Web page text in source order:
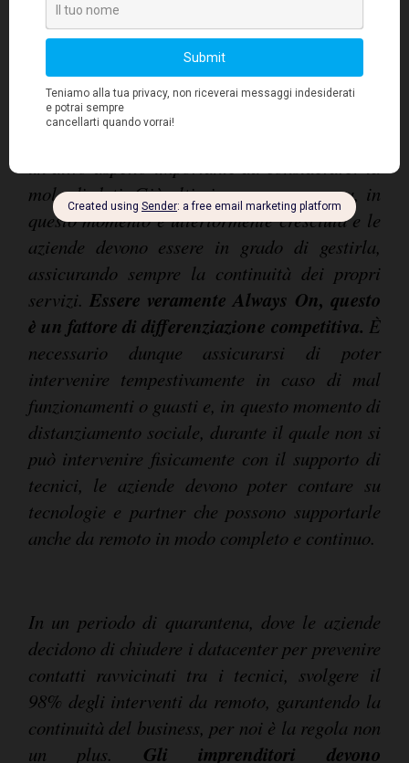
aziende hanno capito che investire in
tecnologia, in strumenti più performanti e
tecnologicamente avanzati, in dispositivi
mobili, in sicurezza di rete e in soluzioni di
storage all'avanguardia era l'unico modo per
un altro aspetto importante da considerare: la
mole di dati. Già altissima pre-emergenza, in
questo momento è ulteriormente cresciuta e le
aziende devono essere in grado di gestirla,
assicurando sempre la continuità dei propri
servizi. Essere veramente Always On, questo
è un fattore di differenziazione competitiva. È
necessario dunque assicurarsi di poter
intervenire tempestivamente in caso di mal
funzionamenti o guasti e, in questo momento di
distanziamento sociale, durante il quale non si
può intervenire fisicamente con il supporto di
tecnici, le aziende devono poter contare su
tecnologie e partner che possono supportarle
anche da remoto in modo completo e continuo.
In un periodo di quarantena, dove le aziende
decidono di chiudere i datacenter per prevenire
contatti ravvicinati tra i tecnici, svolgere il
98% degli interventi da remoto, garantendo la
continuità del business, per noi è la regola non
un plus. Gli imprenditori devono